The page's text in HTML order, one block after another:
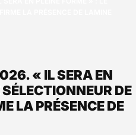
« IL SERA EN
DE
LA PRÉSENCE DE